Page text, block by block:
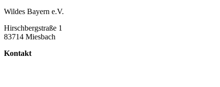
Wildes Bayern e.V.
Hirschbergstraße 1
83714 Miesbach
Kontakt